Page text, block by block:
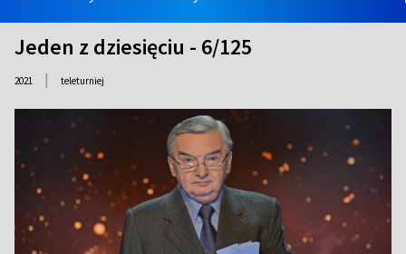
Jeden z dziesięciu - 6/125
2021 | teleturniej